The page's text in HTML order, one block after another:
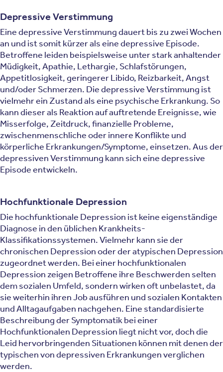
Depressive Verstimmung
Eine depressive Verstimmung dauert bis zu zwei Wochen
an und ist somit kürzer als eine depressive Episode.
Betroffene leiden beispielsweise unter stark anhaltender
Müdigkeit, Apathie, Lethargie, Schlafstörungen,
Appetitlosigkeit, geringerer Libido, Reizbarkeit, Angst
und/oder Schmerzen. Die depressive Verstimmung ist
vielmehr ein Zustand als eine psychische Erkrankung. So
kann dieser als Reaktion auf auftretende Ereignisse, wie
Misserfolge, Zeitdruck, finanzielle Probleme,
zwischenmenschliche oder innere Konflikte und
körperliche Erkrankungen/Symptome, einsetzen. Aus der
depressiven Verstimmung kann sich eine depressive
Episode entwickeln.
Hochfunktionale Depression
Die hochfunktionale Depression ist keine eigenständige
Diagnose in den üblichen Krankheits-
Klassifikationssystemen. Vielmehr kann sie der
chronischen Depression oder der atypischen Depression
zugeordnet werden. Bei einer hochfunktionalen
Depression zeigen Betroffene ihre Beschwerden selten
dem sozialen Umfeld, sondern wirken oft unbelastet, da
sie weiterhin ihren Job ausführen und sozialen Kontakten
und Alltagaufgaben nachgehen. Eine standardisierte
Beschreibung der Symptomatik bei einer
Hochfunktionalen Depression liegt nicht vor, doch die
Leid hervorbringenden Situationen können mit denen der
typischen von depressiven Erkrankungen verglichen
werden.